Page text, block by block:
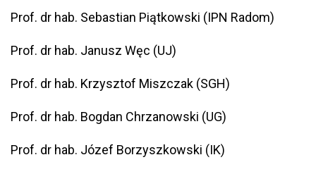
Prof. dr hab. Sebastian Piątkowski (IPN Radom)
Prof. dr hab. Janusz Węc (UJ)
Prof. dr hab. Krzysztof Miszczak (SGH)
Prof. dr hab. Bogdan Chrzanowski (UG)
Prof. dr hab. Józef Borzyszkowski (IK)